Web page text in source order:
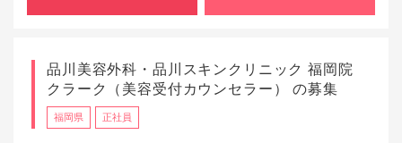
品川美容外科・品川スキンクリニック 福岡院
クラーク（美容受付カウンセラー） の募集
福岡県 正社員